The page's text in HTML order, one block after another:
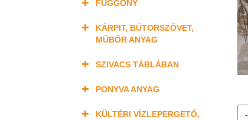
-
FÜGGÖNY
KÁRPIT, BÚTORSZÖVET,
MŰBŐR ANYAG
SZIVACS TÁBLÁBAN
PONYVA ANYAG
KÜLTÉRI VÍZLEPERGETŐ,